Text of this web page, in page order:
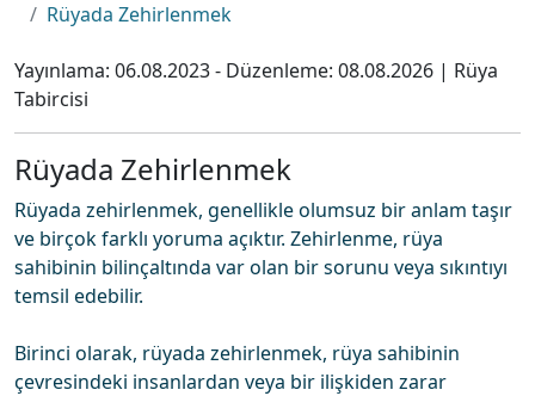
Rüyada Zehirlenmek
Yayınlama: 06.08.2023- Düzenleme: 08.08.2026 | Rüya
Tabircisi
Rüyada Zehirlenmek
Rüyada zehirlenmek, genellikle olumsuz bir anlam taşır
ve birçok farklı yoruma açıktır. Zehirlenme, rüya
sahibinin bilinçaltında var olan bir sorunu veya sıkıntıyı
temsil edebilir.
Birinci olarak, rüyada zehirlenmek, rüya sahibinin
çevresindeki insanlardan veya bir ilişkiden zarar